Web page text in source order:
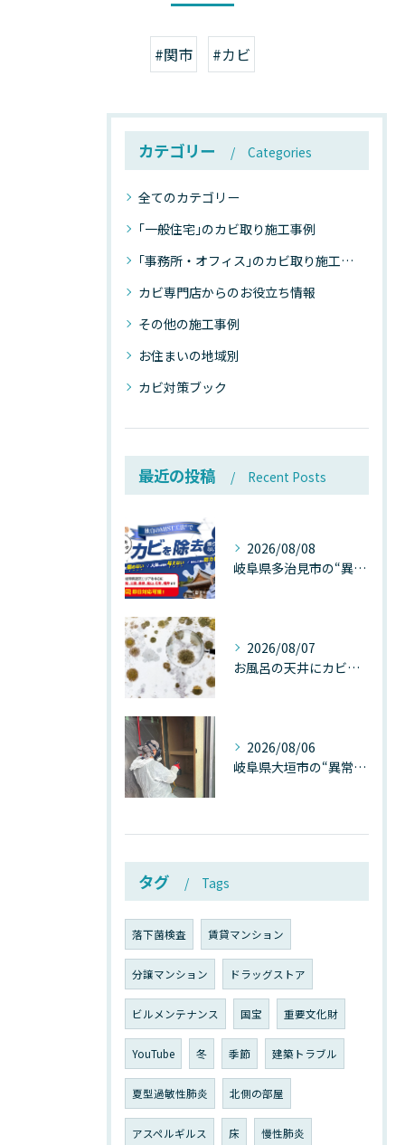
#関市 #カビ
カテゴリー Categories
全てのカテゴリー
｢一般住宅｣のカビ取り施工事例
｢事務所・オフィス｣のカビ取り施工事例
カビ専門店からのお役立ち情報
その他の施工事例
お住まいの地域別
カビ対策ブック
最近の投稿 Recent Posts
2026/08/08
岐阜県多治見市の“異常な高温”が建物内部を破壊する──深層カビが急増する危険な温度差の正体
2026/08/07
お風呂の天井にカビが生えたら要注意！2026年8月の猛暑・高湿度で急増する浴室カビの原因と正しい対策
2026/08/06
岐阜県大垣市の“異常に高い気温”が建物内部を腐らせる──深層カビが爆発的に増える本当の理由
タグ Tags
落下菌検査 賃貸マンション
分譲マンション ドラッグストア
ビルメンテナンス 国宝 重要文化財
YouTube 冬 季節 建築トラブル
夏型過敏性肺炎 北側の部屋
アスペルギルス 床 慢性肺炎